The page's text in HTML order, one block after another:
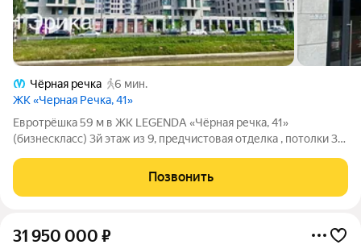
Чёрная речка
6 мин.
ЖК «Черная Речка, 41»
Евротрёшка 59 м в ЖК LEGENDA «Чёрная речка, 41»
(бизнескласс) 3й этаж из 9, предчистовая отделка , потолки 3
две комнаты по 11,5 м В квартире уже готовы стены, полы,
электрика, сантехника
Позвонить
31 950 000 ₽